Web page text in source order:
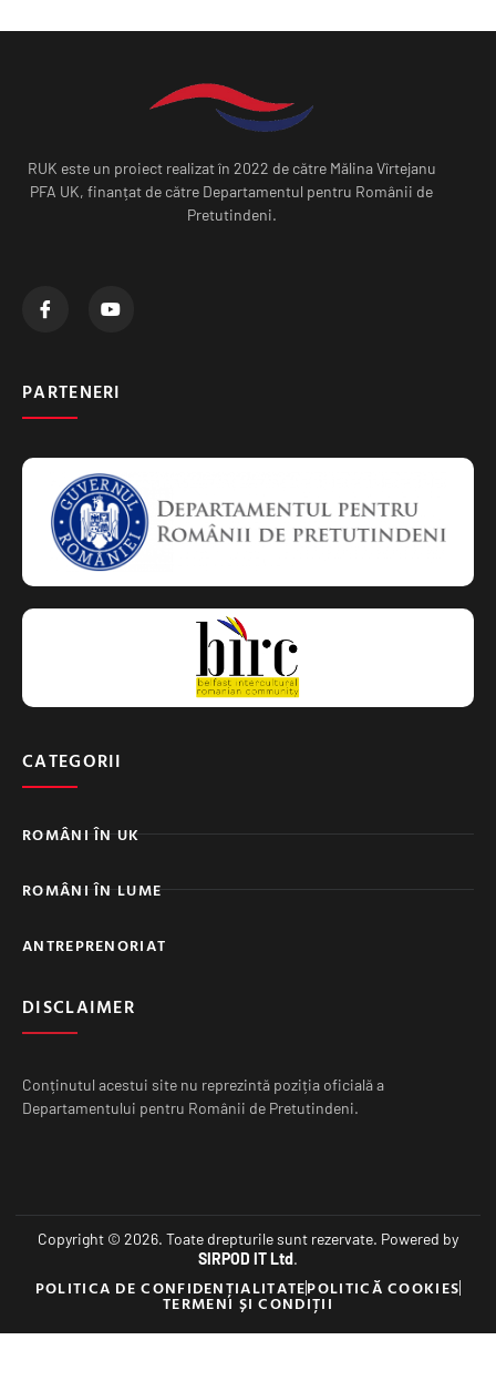
RUK este un proiect realizat în 2022 de către Mălina Vîrtejanu
PFA UK, finanțat de către Departamentul pentru Românii de
Pretutindeni.
PARTENERI
CATEGORII
ROMÂNI ÎN UK
ROMÂNI ÎN LUME
ANTREPRENORIAT
DISCLAIMER
Conținutul acestui site nu reprezintă poziția oficială a
Departamentului pentru Românii de Pretutindeni.
Copyright © 2026. Toate drepturile sunt rezervate. Powered by
SIRPOD IT Ltd.
POLITICA DE CONFIDENȚIALITATEPOLITICĂ COOKIES
TERMENI ȘI CONDIȚII